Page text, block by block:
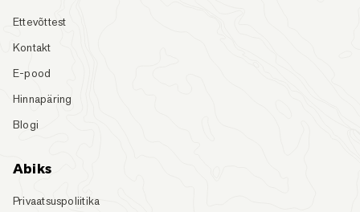
Ettevõttest
Kontakt
E-pood
Hinnapäring
Blogi
Abiks
Privaatsuspoliitika